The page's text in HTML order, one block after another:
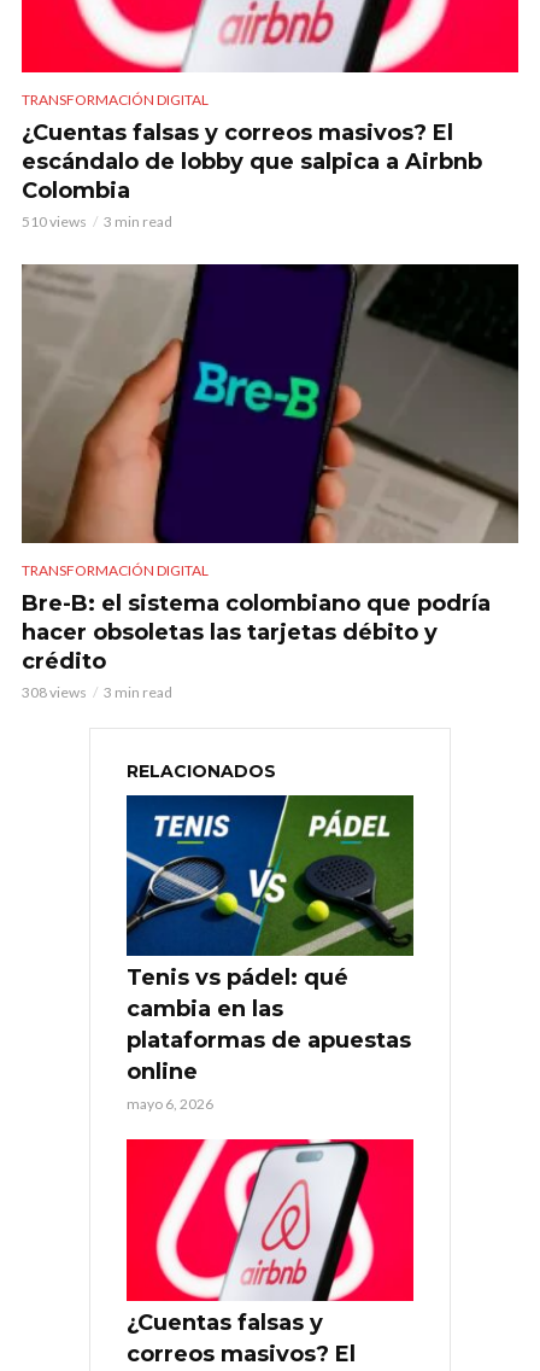
TRANSFORMACIÓN DIGITAL
¿Cuentas falsas y correos masivos? El
escándalo de lobby que salpica a Airbnb
Colombia
510 views 3 min read
TRANSFORMACIÓN DIGITAL
Bre-B: el sistema colombiano que podría
hacer obsoletas las tarjetas débito y
crédito
308 views 3 min read
RELACIONADOS
Tenis vs pádel: qué
cambia en las
plataformas de apuestas
online
mayo 6, 2026
¿Cuentas falsas y
correos masivos? El